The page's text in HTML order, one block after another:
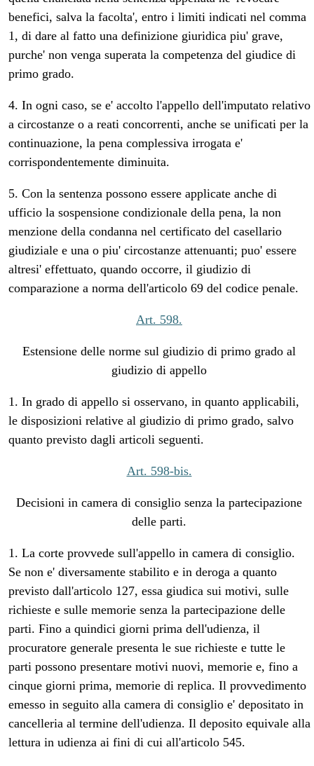
benefici, salva la facolta', entro i limiti indicati nel comma
1, di dare al fatto una definizione giuridica piu' grave,
purche' non venga superata la competenza del giudice di
primo grado.
4. In ogni caso, se e' accolto l'appello dell'imputato relativo
a circostanze o a reati concorrenti, anche se unificati per la
continuazione, la pena complessiva irrogata e'
corrispondentemente diminuita.
5. Con la sentenza possono essere applicate anche di
ufficio la sospensione condizionale della pena, la non
menzione della condanna nel certificato del casellario
giudiziale e una o piu' circostanze attenuanti; puo' essere
altresi' effettuato, quando occorre, il giudizio di
comparazione a norma dell'articolo 69 del codice penale.
Art. 598.
Estensione delle norme sul giudizio di primo grado al
giudizio di appello
1. In grado di appello si osservano, in quanto applicabili,
le disposizioni relative al giudizio di primo grado, salvo
quanto previsto dagli articoli seguenti.
Art. 598-bis.
Decisioni in camera di consiglio senza la partecipazione
delle parti.
1. La corte provvede sull'appello in camera di consiglio.
Se non e' diversamente stabilito e in deroga a quanto
previsto dall'articolo 127, essa giudica sui motivi, sulle
richieste e sulle memorie senza la partecipazione delle
parti. Fino a quindici giorni prima dell'udienza, il
procuratore generale presenta le sue richieste e tutte le
parti possono presentare motivi nuovi, memorie e, fino a
cinque giorni prima, memorie di replica. Il provvedimento
emesso in seguito alla camera di consiglio e' depositato in
cancelleria al termine dell'udienza. Il deposito equivale alla
lettura in udienza ai fini di cui all'articolo 545.